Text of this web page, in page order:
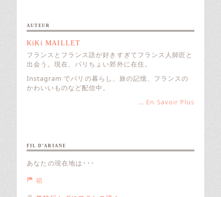
AUTEUR
KiKi MAILLET
フランスとフランス語が好きすぎてフランス人師匠と
出会う。現在、パリちょい郊外に在住。
Instagram でパリの暮らし、旅の記憶、フランスの
かわいいものなど配信中。
... En Savoir Plus
FIL D’ARIANE
あなたの現在地は･･･
箱